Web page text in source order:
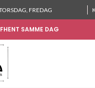
FREDAG
SAMME DAG